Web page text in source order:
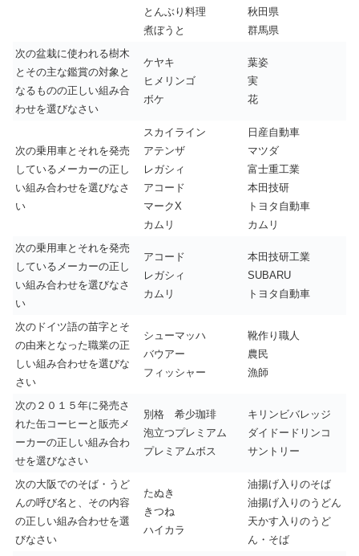
とんぶり料理
煮ぼうと
秋田県
群馬県
次の盆栽に使われる樹木
とその主な鑑賞の対象と
なるものの正しい組み合
わせを選びなさい
ケヤキ
ヒメリンゴ
ボケ
葉姿
実
花
次の乗用車とそれを発売
しているメーカーの正し
い組み合わせを選びなさ
い
スカイライン
アテンザ
レガシィ
アコード
マークX
カムリ
日産自動車
マツダ
富士重工業
本田技研
トヨタ自動車
カムリ
次の乗用車とそれを発売
しているメーカーの正し
い組み合わせを選びなさ
い
アコード
レガシィ
カムリ
本田技研工業
SUBARU
トヨタ自動車
次のドイツ語の苗字とそ
の由来となった職業の正
しい組み合わせを選びな
さい
シューマッハ
バウアー
フィッシャー
靴作り職人
農民
漁師
次の２０１５年に発売さ
れた缶コーヒーと販売メ
ーカーの正しい組み合わ
せを選びなさい
別格 希少珈琲
泡立つプレミアム
プレミアムボス
キリンビバレッジ
ダイドードリンコ
サントリー
次の大阪でのそば・うど
んの呼び名と、その内容
の正しい組み合わせを選
びなさい
たぬき
きつね
ハイカラ
油揚げ入りのそば
油揚げ入りのうどん
天かす入りのうど
ん・そば